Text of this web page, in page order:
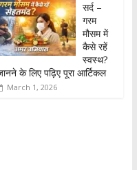
सर्द –
गरम
मौसम में
कैसे रहें
स्वस्थ?
के लिए पढ़िए पूरा आर्टिकल
March 1, 2026